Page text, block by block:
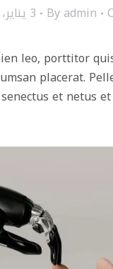
Byadmin
3 يناير، 2024
leo, porttitor
placerat.
et netus